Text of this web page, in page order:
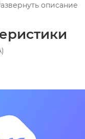
(ШВП)
размера.
описание